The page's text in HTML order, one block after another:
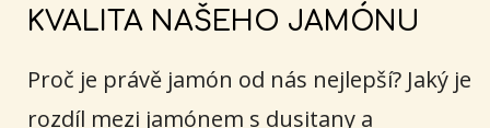
KVALITA NAŠEHO JAMÓNU
Proč je právě jamón od nás nejlepší? Jaký je
rozdíl mezi jamónem s dusitany a